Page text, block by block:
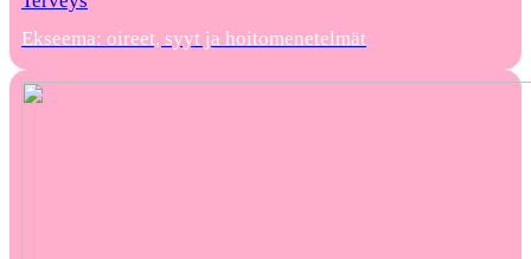
Ekseema: oireet, syyt ja hoitomenetelmät